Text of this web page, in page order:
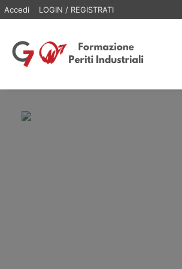
Accedi LOGIN / REGISTRATI